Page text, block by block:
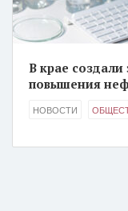
В крае
повышения
НОВОСТИ